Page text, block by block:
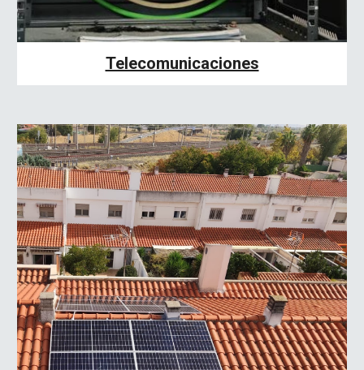
Telecomunicaciones